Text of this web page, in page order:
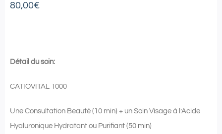
80,00€
Détail du soin:
CATIOVITAL 1000
Une Consultation Beauté (10 min) + un Soin Visage à l’Acide
Hyaluronique Hydratant ou Purifiant (50 min)